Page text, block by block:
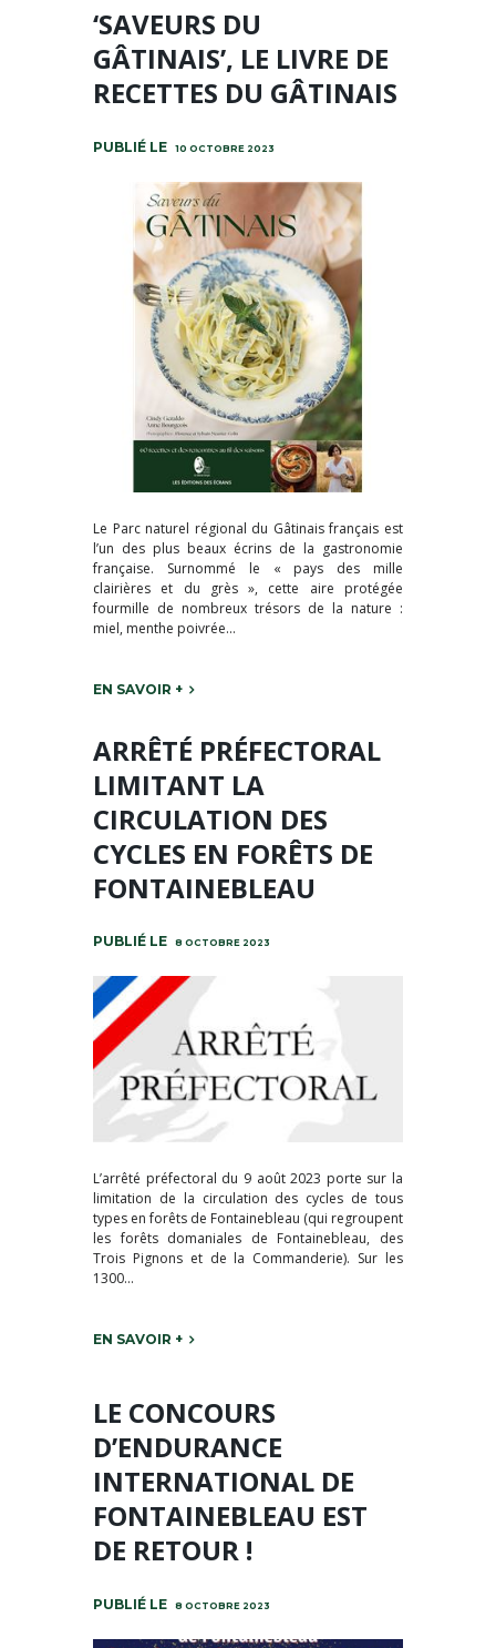
‘SAVEURS DU
GÂTINAIS’, LE LIVRE DE
RECETTES DU GÂTINAIS
10 OCTOBRE 2023
Le Parc naturel régional du Gâtinais français est
l’un des plus beaux écrins de la gastronomie
française. Surnommé le « pays des mille
clairières et du grès », cette aire protégée
fourmille de nombreux trésors de la nature :
miel, menthe poivrée...
EN SAVOIR +
ARRÊTÉ PRÉFECTORAL
LIMITANT LA
CIRCULATION DES
CYCLES EN FORÊTS DE
FONTAINEBLEAU
8 OCTOBRE 2023
L’arrêté préfectoral du 9 août 2023 porte sur la
limitation de la circulation des cycles de tous
types en forêts de Fontainebleau (qui regroupent
les forêts domaniales de Fontainebleau, des
Trois Pignons et de la Commanderie). Sur les
1300...
EN SAVOIR +
LE CONCOURS
D’ENDURANCE
INTERNATIONAL DE
FONTAINEBLEAU EST
DE RETOUR !
8 OCTOBRE 2023